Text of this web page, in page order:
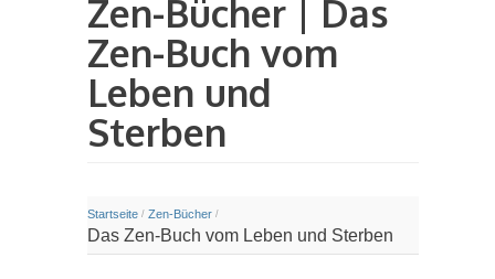
Zen-Bücher | Das
Zen-Buch vom
Leben und
Sterben
Startseite / Zen-Bücher /
Das Zen-Buch vom Leben und Sterben